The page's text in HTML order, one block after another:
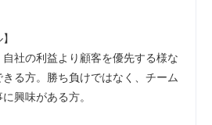
社の利益より顧客を優先する様な
きる方。勝ち負けではなく、チーム
興味がある方。